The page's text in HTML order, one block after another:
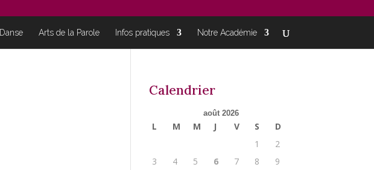
Danse Arts de la Parole Infos pratiques Notre Académie
Calendrier
août 2026
L M M J V S
D
1
2
3
4 5 6 7 8
9